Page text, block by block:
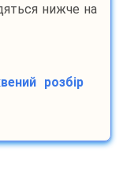
нижче на
розбір